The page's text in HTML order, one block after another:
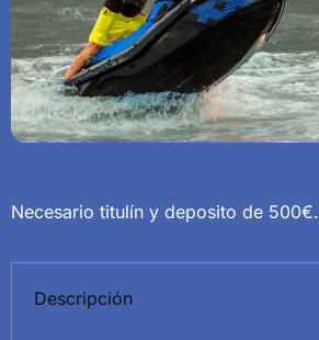
Necesario titulín y deposito de 500€.
Descripción